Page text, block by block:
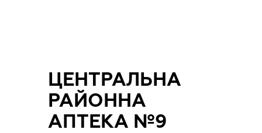
ЦЕНТРАЛЬНА
РАЙОННА
АПТЕКА №9